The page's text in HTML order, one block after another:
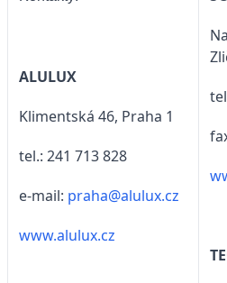
ALULUX
Klimentská 46, Praha 1
tel.: 241 713 828
e-mail: praha@alulux.cz
www.alulux.cz